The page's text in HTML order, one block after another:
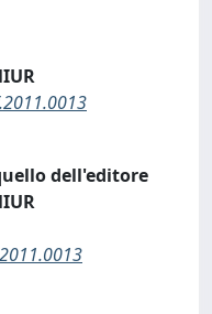
dell'editore